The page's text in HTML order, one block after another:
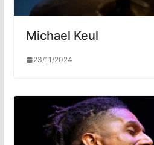
Michael Keul
23/11/2024